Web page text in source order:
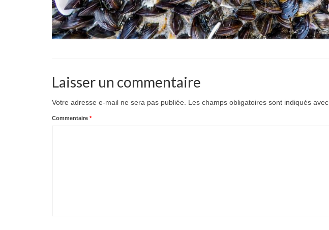
Laisser un commentaire
Votre adresse e-mail ne sera pas publiée. Les champs obligatoires sont indiqués avec
Commentaire *